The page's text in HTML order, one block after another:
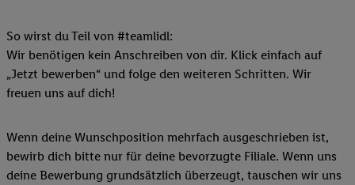
So wirst du Teil von #teamlidl:
Wir benötigen kein Anschreiben von dir. Klick einfach auf
„Jetzt bewerben“ und folge den weiteren Schritten. Wir
freuen uns auf dich!
Wenn deine Wunschposition mehrfach ausgeschrieben ist,
bewirb dich bitte nur für deine bevorzugte Filiale. Wenn uns
deine Bewerbung grundsätzlich überzeugt, tauschen wir uns